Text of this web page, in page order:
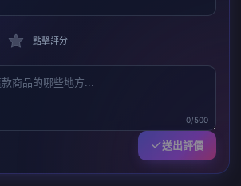
點擊評分
0/500
送出評價